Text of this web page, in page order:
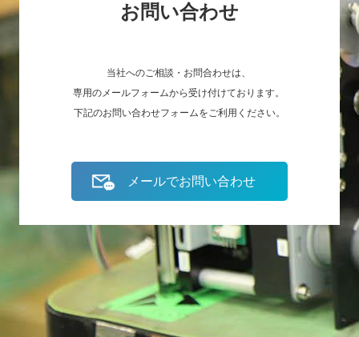
お問い合わせ
当社へのご相談・お問合わせは、
専用のメールフォームから受け付けております。
下記のお問い合わせフォームをご利用ください。
メールでお問い合わせ